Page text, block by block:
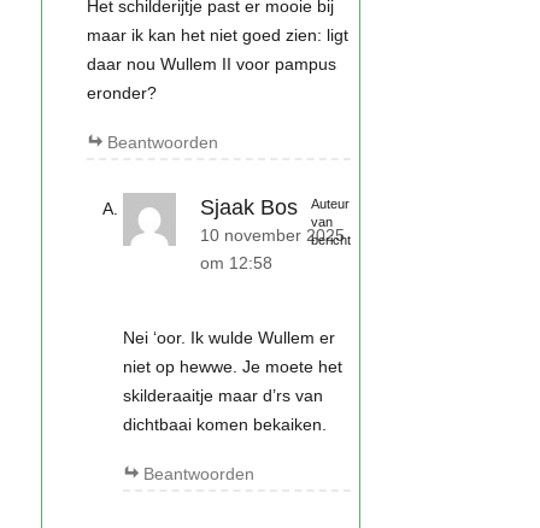
Het schilderijtje past er mooie bij
maar ik kan het niet goed zien: ligt
daar nou Wullem II voor pampus
eronder?
Beantwoorden
Sjaak Bos
Auteur
van
bericht
10 november 2025
om 12:58
Nei ‘oor. Ik wulde Wullem er
niet op hewwe. Je moete het
skilderaaitje maar d’rs van
dichtbaai komen bekaiken.
Beantwoorden